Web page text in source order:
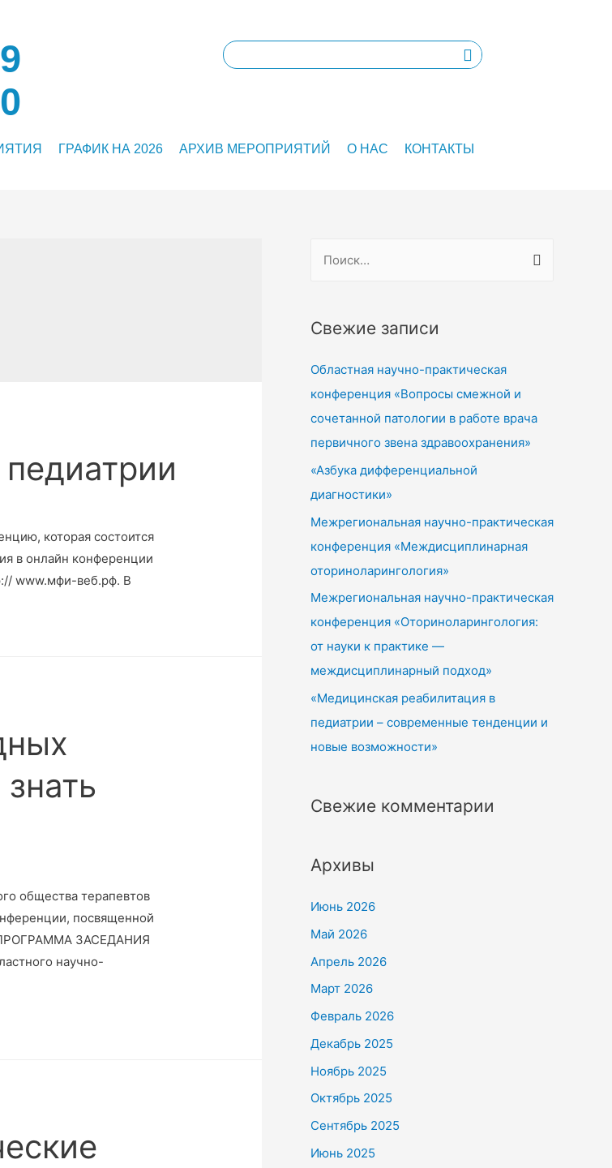
ГРАФИК НА 2026 АРХИВ МЕРОПРИЯТИЙ О НАС КОНТАКТЫ
которая состоится
в онлайн конференции
www.мфи-веб.рф. В
общества терапевтов
посвященной
ПРОГРАММА ЗАСЕДАНИЯ
научно-
Свежие записи
Областная научно-практическая
конференция «Вопросы смежной и
сочетанной патологии в работе врача
первичного звена здравоохранения»
«Азбука дифференциальной
диагностики»
Межрегиональная научно-практическая
конференция «Междисциплинарная
оториноларингология»
Межрегиональная научно-практическая
конференция «Оториноларингология:
от науки к практике —
междисциплинарный подход»
«Медицинская реабилитация в
педиатрии – современные тенденции и
новые возможности»
Свежие комментарии
Архивы
Июнь 2026
Май 2026
Апрель 2026
Март 2026
Февраль 2026
Декабрь 2025
Ноябрь 2025
Октябрь 2025
Сентябрь 2025
Июнь 2025